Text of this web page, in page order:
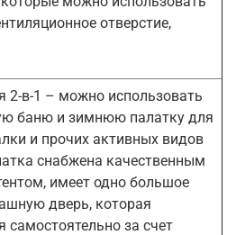
отверстие,
2-в-1 – можно использовать
баню и зимнюю палатку для
и прочих активных видов
снабжена качественным
имеет одно большое
дверь, которая
самостоятельно за счет